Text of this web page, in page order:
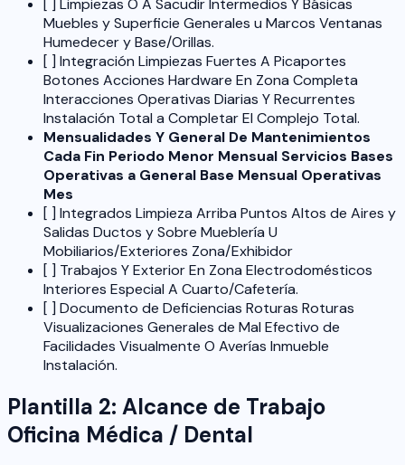
[ ] Limpiezas O A Sacudir Intermedios Y Básicas
Muebles y Superficie Generales u Marcos Ventanas
Humedecer y Base/Orillas.
[ ] Integración Limpiezas Fuertes A Picaportes
Botones Acciones Hardware En Zona Completa
Interacciones Operativas Diarias Y Recurrentes
Instalación Total a Completar El Complejo Total.
Mensualidades Y General De Mantenimientos
Cada Fin Periodo Menor Mensual Servicios Bases
Operativas a General Base Mensual Operativas
Mes
[ ] Integrados Limpieza Arriba Puntos Altos de Aires y
Salidas Ductos y Sobre Mueblería U
Mobiliarios/Exteriores Zona/Exhibidor
[ ] Trabajos Y Exterior En Zona Electrodomésticos
Interiores Especial A Cuarto/Cafetería.
[ ] Documento de Deficiencias Roturas Roturas
Visualizaciones Generales de Mal Efectivo de
Facilidades Visualmente O Averías Inmueble
Instalación.
Plantilla 2: Alcance de Trabajo
Oficina Médica / Dental